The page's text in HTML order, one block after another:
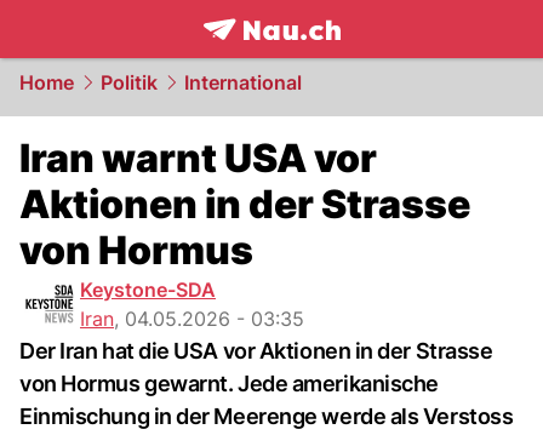
frontpage.NAU.ch
Home Politik International
Iran warnt USA vor
Aktionen in der Strasse
von Hormus
Keystone-SDA
Iran, 04.05.2026 - 03:35
Der Iran hat die USA vor Aktionen in der Strasse
von Hormus gewarnt. Jede amerikanische
Einmischung in der Meerenge werde als Verstoss